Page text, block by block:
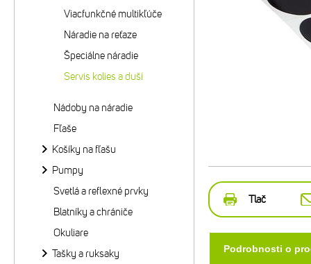
Tlač
Podrobnosti o
Viacfunkčné multikľúče
Náradie na reťaze
Špeciálne náradie
Servis kolies a duší
Nádoby na náradie
Fľaše
Košíky na fľašu
Pumpy
Svetlá a reflexné prvky
Blatníky a chrániče
Okuliare
Tašky a ruksaky